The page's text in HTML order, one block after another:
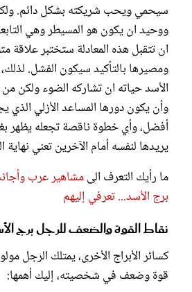
سيحمي ويحب شريكته بشكل دائم.
ووحيد ان يكون هو المسيطر وهي
ان تتقبل هذه المعادلة ستختبر علاقة
ومصيرها بالتأكيد سيكون الفشل.
الأسد حياته ان تشاركه الضوء ولكن
وأن يكون دورها المساعد الأزلي الذي
أفضل، وأي خطوة ناقصة تجعله يظهر
يريدها لنفسه أمام الآخرين تعني نهاية
ما رأيك التعرف الىمشاهير عرب
برج الأسد... تعرفي إليهم
نقاط القوة والضعف للرجل برج
كسائر الأبراج الأخرى، يمتلك الرجل
قوة وضعف في شخصيته، إليك أهمها: